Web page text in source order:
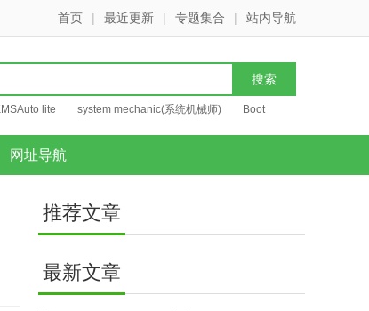
首页 | 最近更新 | 专题集合 | 站内导航
lite system mechanic(系统机械师) Boot
网址导航
推荐文章
最新文章